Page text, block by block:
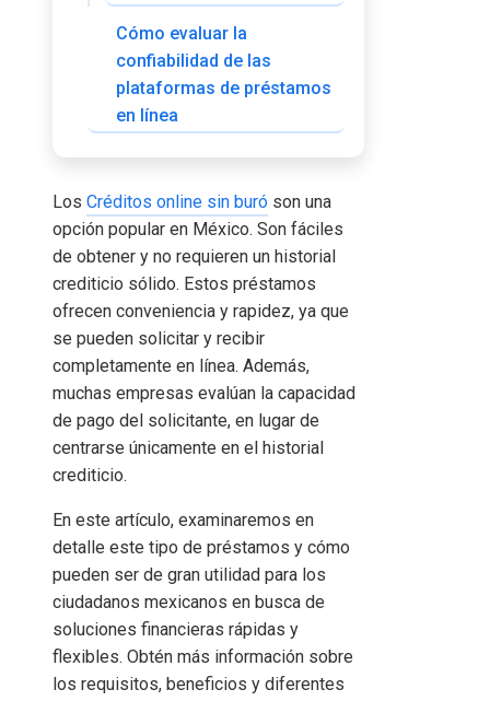
Cómo evaluar la
confiabilidad de las
plataformas de préstamos
en línea
Los Créditos online sin buró son una
opción popular en México. Son fáciles
de obtener y no requieren un historial
crediticio sólido. Estos préstamos
ofrecen conveniencia y rapidez, ya que
se pueden solicitar y recibir
completamente en línea. Además,
muchas empresas evalúan la capacidad
de pago del solicitante, en lugar de
centrarse únicamente en el historial
crediticio.
En este artículo, examinaremos en
detalle este tipo de préstamos y cómo
pueden ser de gran utilidad para los
ciudadanos mexicanos en busca de
soluciones financieras rápidas y
flexibles. Obtén más información sobre
los requisitos, beneficios y diferentes